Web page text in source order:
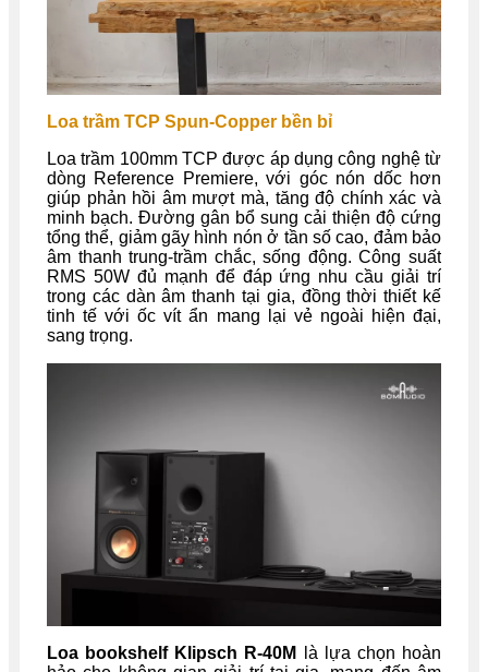
Loa trầm TCP Spun-Copper bền bỉ
Loa trầm 100mm TCP được áp dụng công nghệ từ
dòng Reference Premiere, với góc nón dốc hơn
giúp phản hồi âm mượt mà, tăng độ chính xác và
minh bạch. Đường gân bổ sung cải thiện độ cứng
tổng thể, giảm gãy hình nón ở tần số cao, đảm bảo
âm thanh trung-trầm chắc, sống động. Công suất
RMS 50W đủ mạnh để đáp ứng nhu cầu giải trí
trong các dàn âm thanh tại gia, đồng thời thiết kế
tinh tế với ốc vít ẩn mang lại vẻ ngoài hiện đại,
sang trọng.
Loa bookshelf Klipsch R-40M
là lựa chọn hoàn